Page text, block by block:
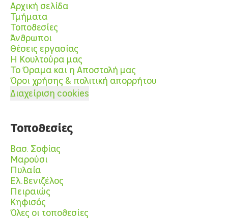
Αρχική σελίδα
Τμήματα
Τοποθεσίες
Άνθρωποι
Θέσεις εργασίας
Η Κουλτούρα μας
Το Όραμα και η Αποστολή μας
Όροι χρήσης & πολιτική απορρήτου
Διαχείριση cookies
Τοποθεσίες
Βασ. Σοφίας
Μαρούσι
Πυλαία
Ελ.Βενιζέλος
Πειραιώς
Κηφισός
Όλες οι τοποθεσίες